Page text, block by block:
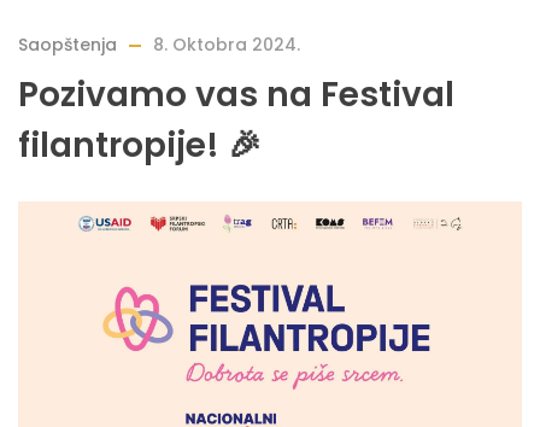
Saopštenja 8. Oktobra 2024.
Pozivamo vas na Festival
filantropije! 🎉